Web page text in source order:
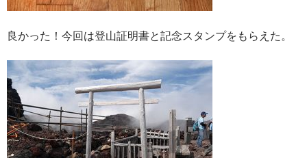
良かった！今回は登山証明書と記念スタンプをもらえた。